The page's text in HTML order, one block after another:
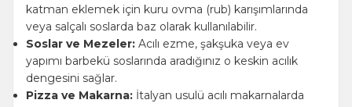
katman eklemek için kuru ovma (rub) karışımlarında
veya salçalı soslarda baz olarak kullanılabilir.
Soslar ve Mezeler: Acılı ezme, şakşuka veya ev
yapımı barbekü soslarında aradığınız o keskin acılık
dengesini sağlar.
Pizza ve Makarna: İtalyan usulü acılı makarnalarda